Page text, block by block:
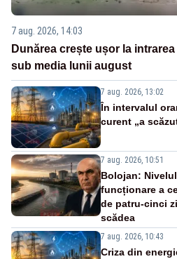
7 aug. 2026, 14:03
Dunărea crește ușor la
sub media lunii august
7 aug. 2026, 13:02
În intervalul
curent „a
7 aug. 2026, 10:51
Bolojan:
funcționare a
de patru-cinci
scădea
7 aug. 2026, 10:43
Criza din